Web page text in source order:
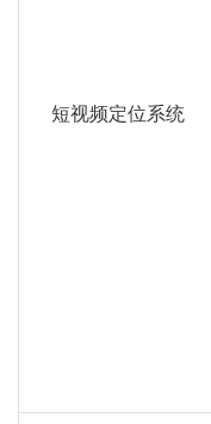
短视频定位系统